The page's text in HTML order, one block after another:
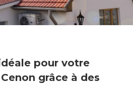
pour votre
grâce à des